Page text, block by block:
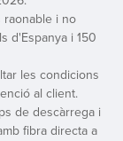
raonable i no
d'Espanya i 150
les condicions
al client.
de descàrrega i
fibra directa a